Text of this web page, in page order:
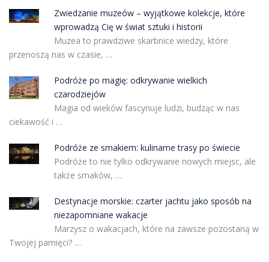
Zwiedzanie muzeów – wyjątkowe kolekcje, które
wprowadzą Cię w świat sztuki i historii
Muzea to prawdziwe skarbnice wiedzy, które
przenoszą nas w czasie, …
Podróże po magię: odkrywanie wielkich
czarodziejów
Magia od wieków fascynuje ludzi, budząc w nas
ciekawość i …
Podróże ze smakiem: kulinarne trasy po świecie
Podróże to nie tylko odkrywanie nowych miejsc, ale
także smaków, …
Destynacje morskie: czarter jachtu jako sposób na
niezapomniane wakacje
Marzysz o wakacjach, które na zawsze pozostaną w
Twojej pamięci? …